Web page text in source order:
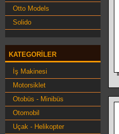
Otto Models
Solido
KATEGORILER
İş Makinesi
Motorsiklet
Otobüs - Minibüs
Otomobil
Uçak - Helikopter